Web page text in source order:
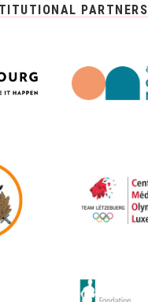
PARTNERS